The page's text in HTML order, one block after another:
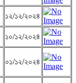
১২/১২/২০২৪
১০/১২/২০২৪
০১/১২/২০২৪